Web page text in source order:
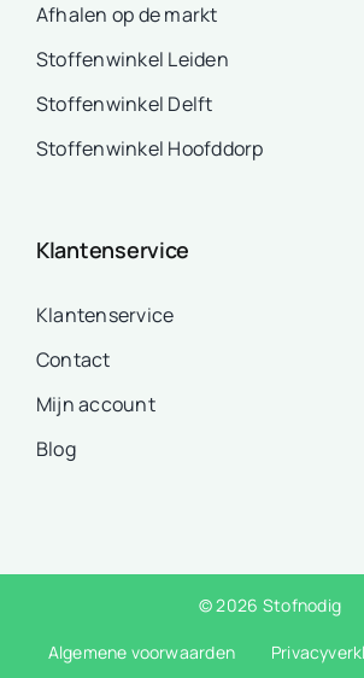
Afhalen op de markt
Stoffenwinkel Leiden
Stoffenwinkel Delft
Stoffenwinkel Hoofddorp
Klantenservice
Klantenservice
Contact
Mijn account
Blog
© 2026 Stofnodig
Algemene voorwaarden